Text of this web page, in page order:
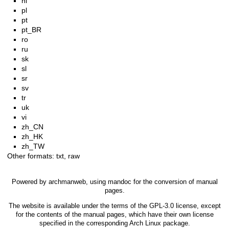
pl
pt
pt_BR
ro
ru
sk
sl
sr
sv
tr
uk
vi
zh_CN
zh_HK
zh_TW
Other formats: txt raw
Powered by archmanweb, using mandoc for the conversion of manual
pages.
The website is available under the terms of the GPL-3.0license, except
for the contents of the manual pages, which have their own license
specified in the corresponding Arch Linux package.